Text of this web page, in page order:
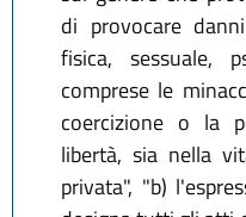
di provocare
fisica, sessuale,
comprese le
coercizione o la
libertà, sia nella
privata", "b)